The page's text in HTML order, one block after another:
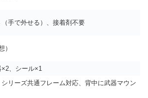
手で外せる）、接着剤不要
）
、シール×1
リーズ共通フレーム対応、背中に武器マウン